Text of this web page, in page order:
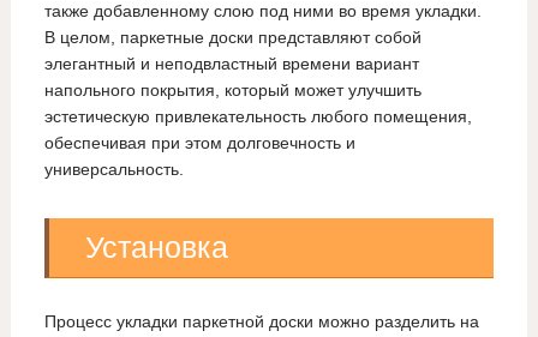
также добавленному слою под ними во время укладки.
В целом, паркетные доски представляют собой
элегантный и неподвластный времени вариант
напольного покрытия, который может улучшить
эстетическую привлекательность любого помещения,
обеспечивая при этом долговечность и
универсальность.
Установка
Процесс укладки паркетной доски можно разделить на